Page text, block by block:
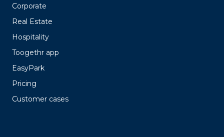
Corporate
Real Estate
Hospitality
Toogethr app
EasyPark
Pricing
Customer cases